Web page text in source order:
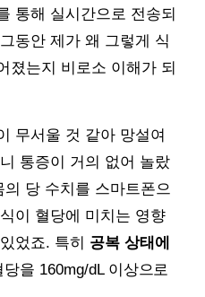
통해 실시간으로 전송되
동안 제가 왜 그렇게 식
졌는지 비로소 이해가 되
무서울 것 같아 망설여
통증이 거의 없어 놀랐
당 수치를 스마트폰으
이 혈당에 미치는 영향
었죠. 특히 공복 상태에
당을 160mg/dL 이상으로